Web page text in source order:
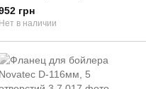
грн
Нет в наличии